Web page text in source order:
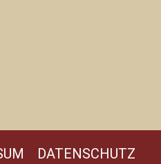
DATENSCHUTZ